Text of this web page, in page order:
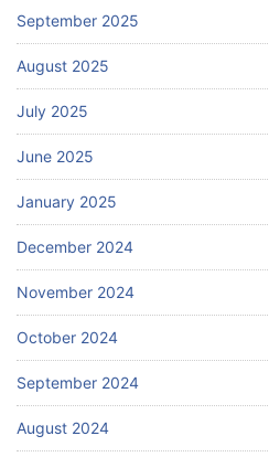
September 2025
August 2025
July 2025
June 2025
January 2025
December 2024
November 2024
October 2024
September 2024
August 2024